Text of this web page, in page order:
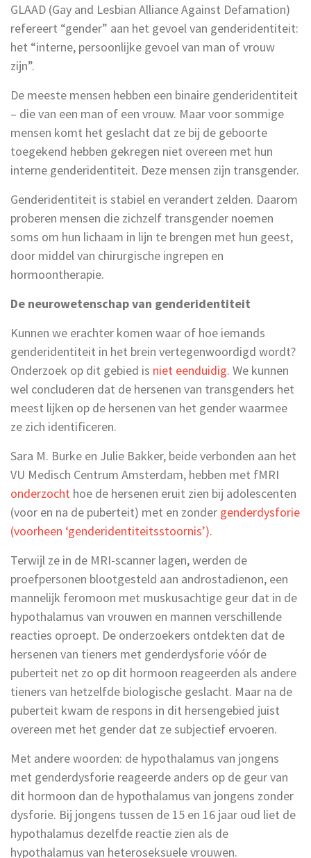
GLAAD (Gay and Lesbian Alliance Against Defamation)
refereert “gender” aan het gevoel van genderidentiteit:
het “interne, persoonlijke gevoel van man of vrouw
zijn”.
De meeste mensen hebben een binaire genderidentiteit
– die van een man of een vrouw. Maar voor sommige
mensen komt het geslacht dat ze bij de geboorte
toegekend hebben gekregen niet overeen met hun
interne genderidentiteit. Deze mensen zijn transgender.
Genderidentiteit is stabiel en verandert zelden. Daarom
proberen mensen die zichzelf transgender noemen
soms om hun lichaam in lijn te brengen met hun geest,
door middel van chirurgische ingrepen en
hormoontherapie.
De neurowetenschap van genderidentiteit
Kunnen we erachter komen waar of hoe iemands
genderidentiteit in het brein vertegenwoordigd wordt?
Onderzoek op dit gebied is niet eenduidig. We kunnen
wel concluderen dat de hersenen van transgenders het
meest lijken op de hersenen van het gender waarmee
ze zich identificeren.
Sara M. Burke en Julie Bakker, beide verbonden aan het
VU Medisch Centrum Amsterdam, hebben met fMRI
onderzocht hoe de hersenen eruit zien bij adolescenten
(voor en na de puberteit) met en zonder genderdysforie
(voorheen ‘genderidentiteitsstoornis’).
Terwijl ze in de MRI-scanner lagen, werden de
proefpersonen blootgesteld aan androstadienon, een
mannelijk feromoon met muskusachtige geur dat in de
hypothalamus van vrouwen en mannen verschillende
reacties oproept. De onderzoekers ontdekten dat de
hersenen van tieners met genderdysforie vóór de
puberteit net zo op dit hormoon reageerden als andere
tieners van hetzelfde biologische geslacht. Maar na de
puberteit kwam de respons in dit hersengebied juist
overeen met het gender dat ze subjectief ervoeren.
Met andere woorden: de hypothalamus van jongens
met genderdysforie reageerde anders op de geur van
dit hormoon dan de hypothalamus van jongens zonder
dysforie. Bij jongens tussen de 15 en 16 jaar oud liet de
hypothalamus dezelfde reactie zien als de
hypothalamus van heteroseksuele vrouwen.